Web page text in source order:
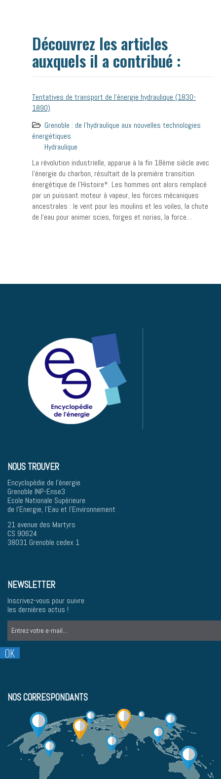
Découvrez les articles
auxquels il a contribué :
Tentatives de transport de l’énergie hydraulique (1830-
1890)
Grenoble : de l'hydraulique aux nouvelles technologies
énergétiques
Hydraulique
La révolution industrielle, apparue à la fin 18ème siècle avec
l’énergie du charbon, résultait de la première transition
énergétique de l’Histoire*. Les hommes ont alors remplacé
par un puissant moteur à vapeur, les forces mécaniques
ancestrales : le vent pour les moulins et les voiles, la chute
de l’eau pour animer scies, forges et norias, la force…
NOUS TROUVER
Encyclopédie de l'énergie
Grenoble INP-Ense3
Ecole Nationale Supérieure
de l'Energie, l'Eau et l'Environnement
21 avenue des Martyrs
CS 90624
38031 Grenoble cedex 1
NEWSLETTER
Inscrivez-vous pour suivre
les dernières actus !
NOS CORRESPONDANTS